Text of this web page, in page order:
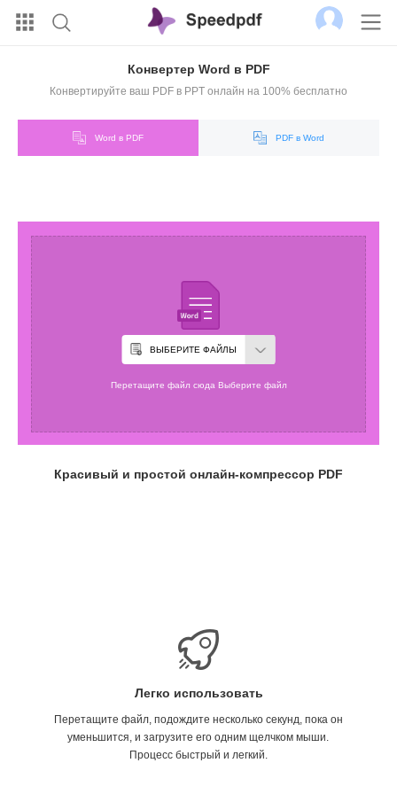
Конвертер Word в PDF
Конвертируйте ваш PDF в PPT онлайн на 100% бесплатно
Word в PDF PDF в Word
ВЫБЕРИТЕ ФАЙЛЫ
Перетащите файл сюда Выберите файл
Красивый и простой онлайн-компрессор PDF
Легко использовать
Перетащите файл, подождите несколько секунд, пока он
уменьшится, и загрузите его одним щелчком мыши.
Процесс быстрый и легкий.